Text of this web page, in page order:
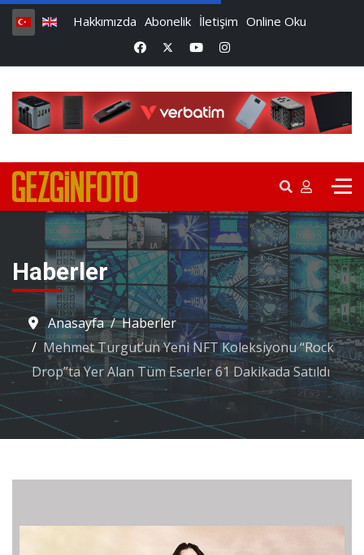
Hakkımızda Abonelik İletişim Online Oku
Haberler
Anasayfa
Haberler
Mehmet Turgut’un Yeni NFT Koleksiyonu “Rock
Drop”ta Yer Alan Tüm Eserler 61 Dakikada Satıldı